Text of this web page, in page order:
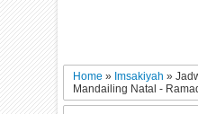
Home» Imsakiyah»
Mandailing Natal -